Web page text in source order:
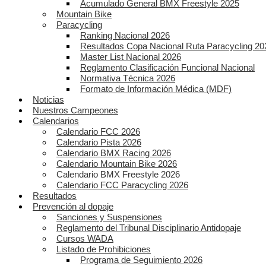
Acumulado General BMX Freestyle 2025
Mountain Bike
Paracycling
Ranking Nacional 2026
Resultados Copa Nacional Ruta Paracycling
Master List Nacional 2026
Reglamento Clasificación Funcional Nacional
Normativa Técnica 2026
Formato de Información Médica (MDF)
Noticias
Nuestros Campeones
Calendarios
Calendario FCC 2026
Calendario Pista 2026
Calendario BMX Racing 2026
Calendario Mountain Bike 2026
Calendario BMX Freestyle 2026
Calendario FCC Paracycling 2026
Resultados
Prevención al dopaje
Sanciones y Suspensiones
Reglamento del Tribunal Disciplinario Antidopaje
Cursos WADA
Listado de Prohibiciones
Programa de Seguimiento 2026